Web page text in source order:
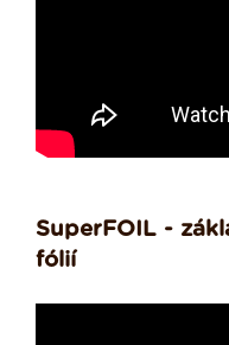
SuperFOIL -
fólií